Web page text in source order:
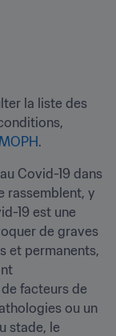
la liste des
.
Covid-19 dans
rassemblent, y
19 est une
de graves
et permanents,
facteurs de
ou un
stade, le